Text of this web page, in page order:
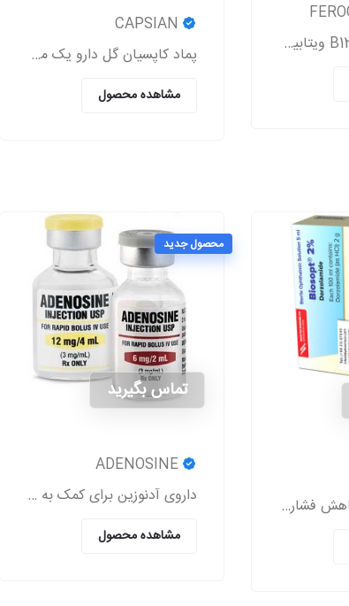
شربت فروگلوبین B12 ویتابیوتیکس حاوی آهن ، زینک ، ویتامین گروه b و ویتامین c که به پیشگیری و درمان کم خونی در بزرگسالان و کودکان کمک می کند.
پماد کاپسیان گل دارو یک محصول گیاهی و موثر است که باعث برطرف شدن درد روماتیسم و نورالژی، رفع درد و اسپاسم‌های عضلانی، بهبود درد کمر و مشکلات این چنینی
مشاهده محصول
دورزولامید برای کاهش فشار بیش از حد داخل چشم استفاده می شود.
محصول جدید
تماس بگیرید
داروی آدنوزین برای کمک به بازسازی ضربان قلب طبیعی در افرادی که دارای اختلالات ریتم قلب هستند، استفاده می‌شود.
مشاهده محصول